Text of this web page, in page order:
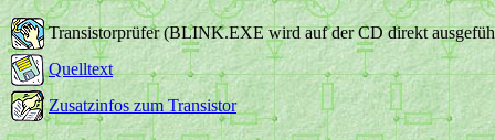
Transistorprüfer (BLINK.EXE wird auf der CD direkt
Quelltext
Zusatzinfos zum Transistor